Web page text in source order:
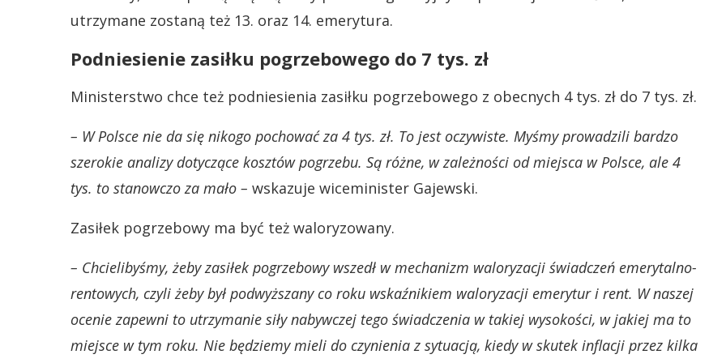
utrzymane zostaną też 13. oraz 14. emerytura.
Podniesienie zasiłku pogrzebowego do 7 tys. zł
Ministerstwo chce też podniesienia zasiłku pogrzebowego z obecnych 4 tys. zł do 7 tys. zł.
– W Polsce nie da się nikogo pochować za 4 tys. zł. To jest oczywiste. Myśmy prowadzili bardzo
szerokie analizy dotyczące kosztów pogrzebu. Są różne, w zależności od miejsca w Polsce, ale 4
tys. to stanowczo za mało – wskazuje wiceminister Gajewski.
Zasiłek pogrzebowy ma być też waloryzowany.
– Chcielibyśmy, żeby zasiłek pogrzebowy wszedł w mechanizm waloryzacji świadczeń emerytalno-
rentowych, czyli żeby był podwyższany co roku wskaźnikiem waloryzacji emerytur i rent. W naszej
ocenie zapewni to utrzymanie siły nabywczej tego świadczenia w takiej wysokości, w jakiej ma to
miejsce w tym roku. Nie będziemy mieli do czynienia z sytuacją, kiedy w skutek inflacji przez kilka